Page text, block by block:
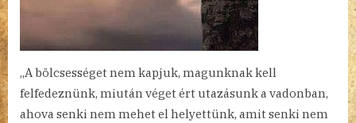
„A bölcsességet nem kapjuk, magunknak kell
felfedeznünk, miután véget ért utazásunk a vadonban,
ahova senki nem mehet el helyettünk, amit senki nem